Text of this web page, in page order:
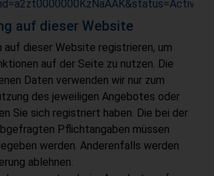
auf dieser Website
auf dieser Website registrieren, um
auf der Seite zu nutzen. Die
Daten verwenden wir nur zum
des jeweiligen Angebotes oder
Sie sich registriert haben. Die bei der
Pflichtangaben müssen
werden. Anderenfalls werden
ablehnen.